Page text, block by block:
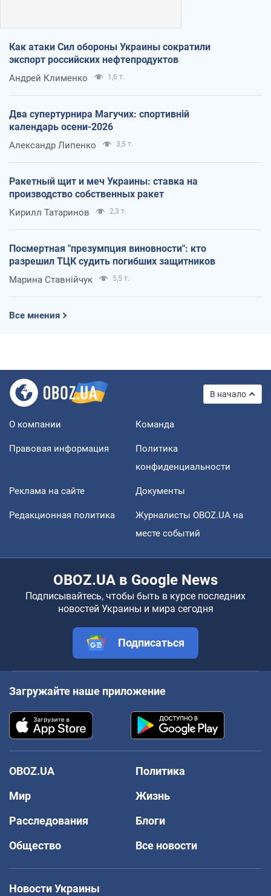
Как атаки Сил обороны Украины сократили
экспорт российских нефтепродуктов
Андрей Клименко 1,6 т.
Два супертурнира Магучих: спортивній
календарь осени-2026
Александр Липенко 3,5 т.
Ракетный щит и меч Украины: ставка на
производство собственных ракет
Кирилл Татаринов 2,3 т.
Посмертная "презумпция виновности": кто
разрешил ТЦК судить погибших защитников
Марина Ставнійчук 5,5 т.
Все мнения
В начало
О компании Команда
Правовая информация
Политика
конфиденциальности
Реклама на сайте Документы
Редакционная политика
Журналисты OBOZ.UA на
месте событий
OBOZ.UA в Google News
Подписывайтесь, чтобы быть в курсе последних
новостей Украины и мира сегодня
Подписаться
Загружайте наше приложение
OBOZ.UA
Политика
Мир
Жизнь
Расследования
Блоги
Общество
Все новости
Новости Украины